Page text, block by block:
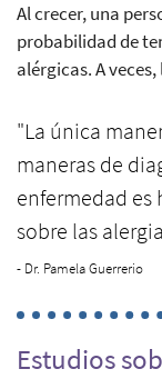
Al crecer, una
probabilidad de
alérgicas. A
"La única
maneras de
enfermedad es
sobre las
- Dr. Pamela Guerrerio
Estudios